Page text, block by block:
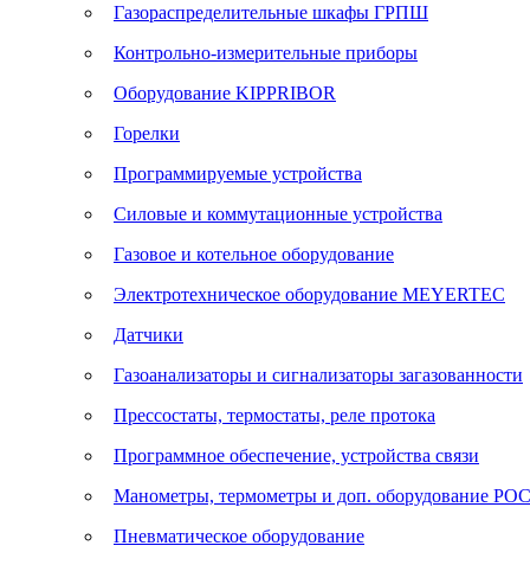
Газораспределительные шкафы ГРПШ
Контрольно-измерительные приборы
Оборудование KIPPRIBOR
Горелки
Программируемые устройства
Силовые и коммутационные устройства
Газовое и котельное оборудование
Электротехническое оборудование MEYERTEC
Датчики
Газоанализаторы и сигнализаторы загазованности
Прессостаты, термостаты, реле протока
Программное обеспечение, устройства связи
Манометры, термометры и доп. оборудование
Пневматическое оборудование